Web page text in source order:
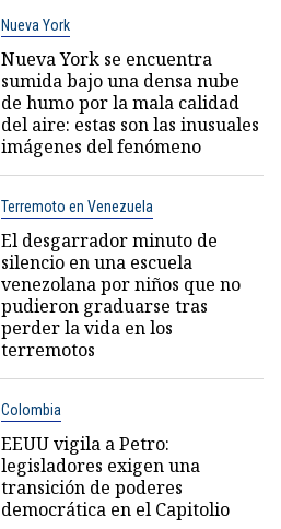
Nueva York
Nueva York se encuentra
sumida bajo una densa nube
de humo por la mala calidad
del aire: estas son las inusuales
imágenes del fenómeno
Terremoto en Venezuela
El desgarrador minuto de
silencio en una escuela
venezolana por niños que no
pudieron graduarse tras
perder la vida en los
terremotos
Colombia
EEUU vigila a Petro:
legisladores exigen una
transición de poderes
democrática en el Capitolio